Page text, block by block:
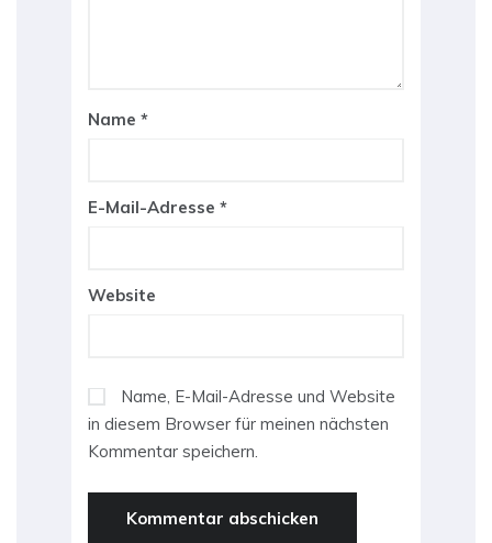
Name *
E-Mail-Adresse *
Website
Name, E-Mail-Adresse und Website
in diesem Browser für meinen nächsten
Kommentar speichern.